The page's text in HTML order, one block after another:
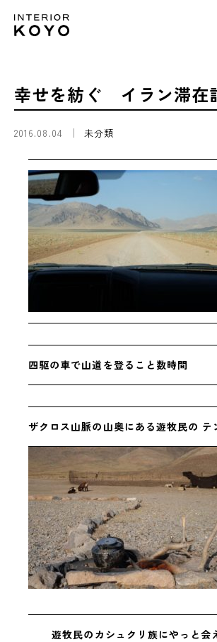
幸せを紡ぐ イラン滞在
2016.08.04 未分類
四駆の車で山道を登ること数時間
ザクロス山脈の山奥にある遊牧民の テ
遊牧民のカシュクリ族にやっと会